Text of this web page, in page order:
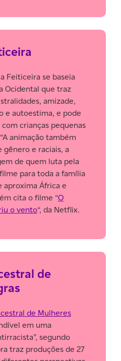
Feiticeira se baseia
Ocidental que traz
amizade,
e autoestima, e pode
crianças pequenas
animação também
gênero e raciais, a
de quem luta pela
para toda a família
aproxima África e
cita o filme “O
o vento“, da Netflix.
de
de Mulheres
em uma
segundo
traz produções de 27